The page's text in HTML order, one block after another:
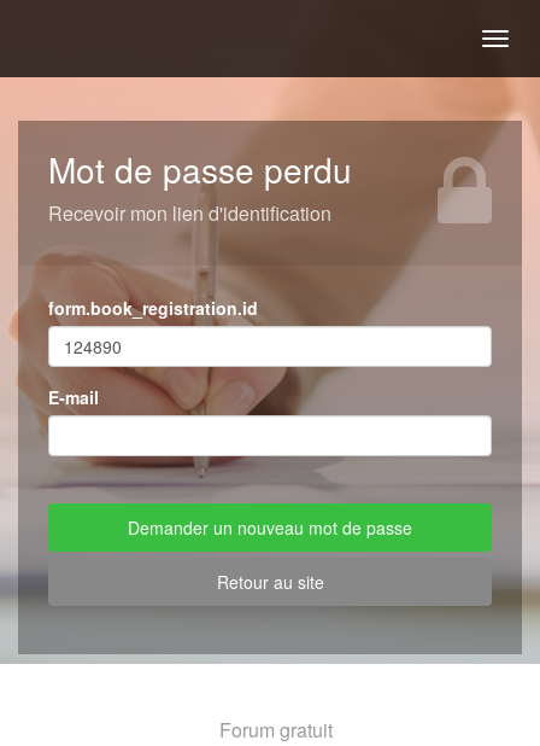
Mot de passe perdu
Recevoir mon lien d'identification
form.book_registration.id
E-mail
Retour au site
Forum gratuit